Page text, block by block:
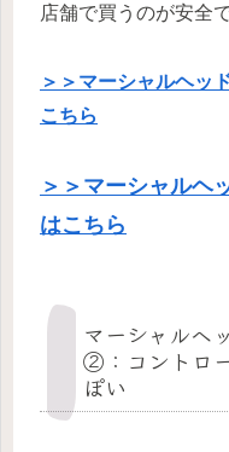
店舗で買うのが安全で
＞＞マーシャルヘッ
こちら
＞＞マーシャルヘ
はこちら
マーシャルヘ
②：コントロ
ぽい